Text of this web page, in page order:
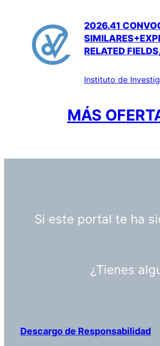
2026.41
RELATED
Instituto de
MÁS
Si este portal te ha
¿Tienes
Descargo de Responsabilidad